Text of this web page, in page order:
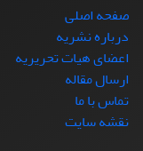
صفحه اصلی
درباره نشریه
اعضای هیات تحریریه
ارسال مقاله
تماس با ما
نقشه سایت